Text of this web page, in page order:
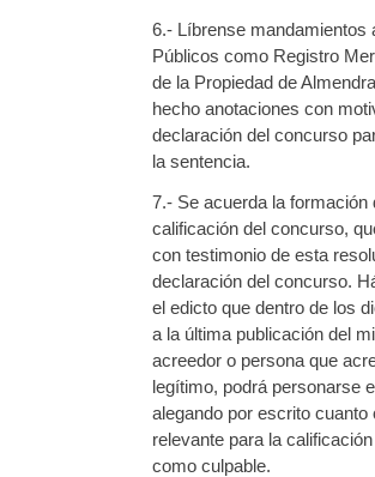
6.- Líbrense mandamientos
Públicos como Registro
de la Propiedad de
hecho anotaciones con
declaración del concurso
la sentencia.
7.- Se acuerda la formación
calificación del concurso,
con testimonio de esta
declaración del concurso.
el edicto que dentro de los
a la última publicación del
acreedor o persona que
legítimo, podrá personarse
alegando por escrito cuanto
relevante para la
como culpable.